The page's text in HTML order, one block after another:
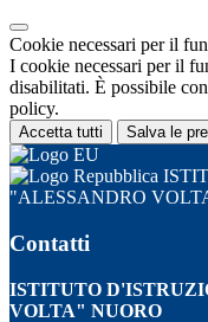
Cookie necessari per il
I cookie necessari per il
disabilitati. È possibile
policy.
Accetta tutti Salva le
"ALESSANDRO
Contatti
ISTITUTO
VOLTA" NUORO